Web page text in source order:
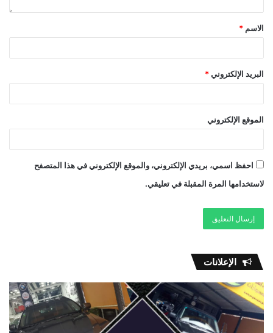
الاسم *
البريد الإلكتروني *
الموقع الإلكتروني
احفظ اسمي، بريدي الإلكتروني، والموقع الإلكتروني في هذا المتصفح
لاستخدامها المرة المقبلة في تعليقي.
الإعلانات